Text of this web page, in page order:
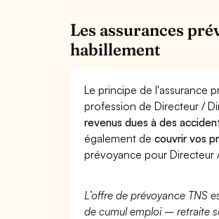
Les assurances
habillement
Le principe de l'assurance
profession de Directeur /
revenus dues à des
également decouvrir vos
prévoyance pour
L’offre de prévoyance TNS
de cumul emploi – retraite